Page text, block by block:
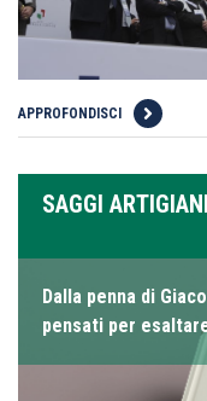
APPROFONDISCI
SAGGI ARTIGIANI
Dalla penna di
pensati per